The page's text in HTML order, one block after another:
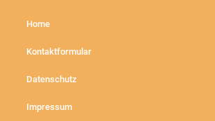
Home
Kontaktformular
Datenschutz
Impressum